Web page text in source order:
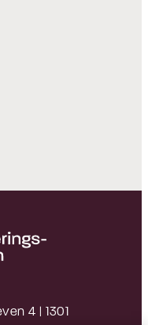
4 | 1301